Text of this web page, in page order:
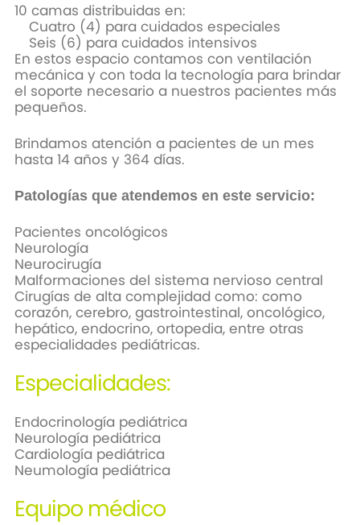
10 camas distribuidas en:
Cuatro (4) para cuidados especiales
Seis (6) para cuidados intensivos
En estos espacio contamos con ventilación
mecánica y con toda la tecnología para brindar
el soporte necesario a nuestros pacientes más
pequeños.
Brindamos atención a pacientes de un mes
hasta 14 años y 364 días.
Patologías que atendemos en este servicio:
Pacientes oncológicos
Neurología
Neurocirugía
Malformaciones del sistema nervioso central
Cirugías de alta complejidad como: como
corazón, cerebro, gastrointestinal, oncológico,
hepático, endocrino, ortopedia, entre otras
especialidades pediátricas.
Especialidades:
Endocrinología pediátrica
Neurología pediátrica
Cardiología pediátrica
Neumología pediátrica
Equipo médico